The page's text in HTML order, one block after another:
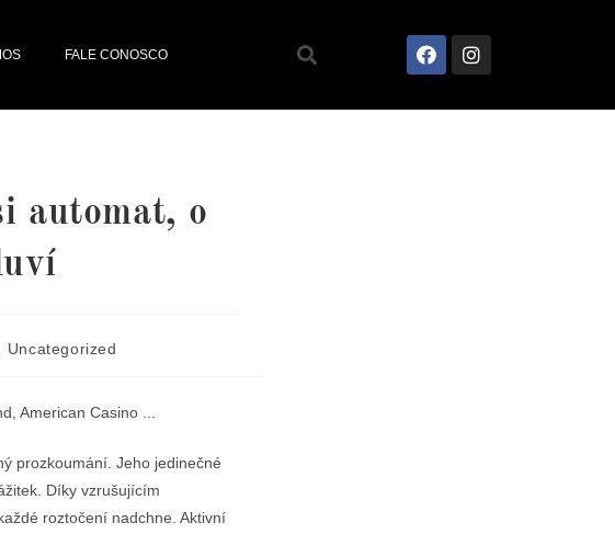
FALE CONOSCO
automat, o
Uncategorized
prozkoumání. Jeho jedinečné
Díky vzrušujícím
roztočení nadchne. Aktivní